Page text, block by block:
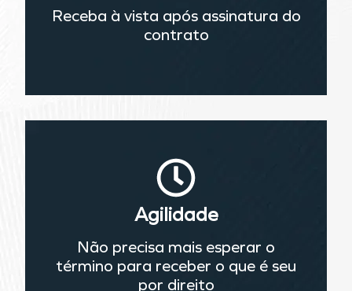
Receba à vista após assinatura do
contrato
Agilidade
Não precisa mais esperar o
término para receber o que é seu
por direito